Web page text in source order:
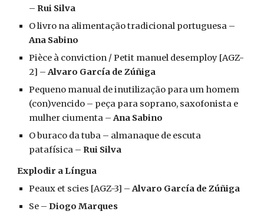
– Rui Silva
O livro na alimentação tradicional portuguesa –
Ana Sabino
Pièce à conviction / Petit manuel desemploy [AGZ-
2] –Alvaro García de Zúñiga
Pequeno manual de inutilização para um homem
(con)vencido – peça para soprano, saxofonista e
mulher ciumenta –Ana Sabino
O buraco da tuba – almanaque de escuta
patafísica – Rui Silva
Explodir a Língua
Peaux et scies [AGZ-3] –Alvaro García de Zúñiga
Se – Diogo Marques